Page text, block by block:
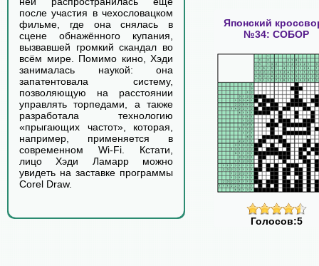
после участия в чехословацком
фильме, где она снялась в
сцене обнажённого купания,
вызвавшей громкий скандал во
всём мире. Помимо кино, Хэди
занималась наукой: она
запатентовала систему,
позволяющую на расстоянии
управлять торпедами, а также
разработала технологию
«прыгающих частот», которая,
например, применяется в
современном Wi-Fi. Кстати,
лицо Хэди Ламарр можно
увидеть на заставке программы
Corel Draw.
Японский
№34: СОБОР
Голосов:5